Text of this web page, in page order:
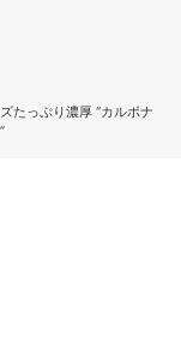
たっぷり濃厚 “カルボナ